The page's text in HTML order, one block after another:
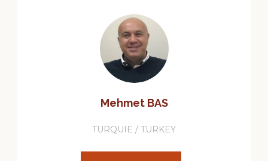
Mehmet BAS
TURQUIE / TURKEY